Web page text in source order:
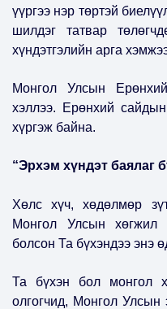
үүргээ нэр төртэй
шилдэг татвар
хүндэтгэлийн арга
Монгол Улсын
хэллээ. Ерөнхий
хүргэж байна.
“Эрхэм хүндэт баялаг
Хөлс хүч, хөдөлмөр
Монгол Улсын хөгжил
болсон Та бүхэндээ энэ
Та бүхэн бол монгол
олгогчид, Монгол Улсын